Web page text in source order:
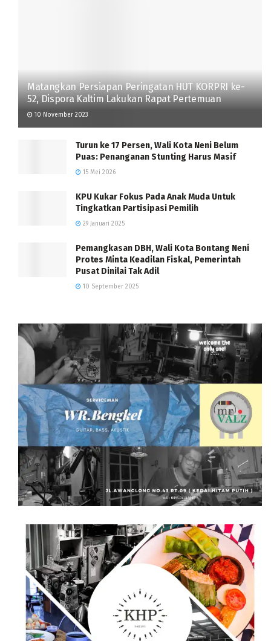
Matangkan Persiapan Peringatan HUT KORPRI ke-
52, Dispora Kaltim Lakukan Rapat Pertemuan
10 November 2023
Turun ke 17 Persen, Wali Kota Neni Belum
Puas: Penanganan Stunting Harus Masif
15 Mei 2026
KPU Kukar Fokus Pada Anak Muda Untuk
Tingkatkan Partisipasi Pemilih
29 Januari 2025
Pemangkasan DBH, Wali Kota Bontang Neni
Protes Minta Keadilan Fiskal, Pemerintah
Pusat Dinilai Tak Adil
10 September 2025